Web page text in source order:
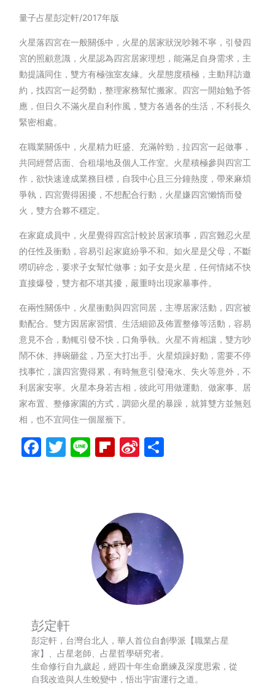
量子占星彭定軒/2017年版
火星落四宮在一般關係中，火星的居家狀況吵雜不寧，引發四
宮的照顧意識，火星認為四宮居家理想，能滿足自身需求，主
動提議同住，雙方有極強室友緣。火星態度積極，主動拜訪邀
約，找四宮一起勞動，整理家務幫忙搬家。四宮一開始勉予答
應，但日久不滿火星自利作風，雙方各過各的生活，不利長久
緊密相處。
在職業關係中，火星精力旺盛、充滿幹勁，拉四宮一起做事，
共同經營店面、合租場地及個人工作室。火星積極參與四宮工
作，欲快速達成業務目標，自我中心且三分鐘熱度，帶來麻煩
爭執，四宮覺得困擾，不想配合行動，火星嫌四宮懶惰而發
火，雙方合夥不穩定。
在家庭成員中，火星覺得四宮計較於居家瑣事，四宮難忍火星
的任性及衝動，容易引起家庭紛爭不和。如火星是父母，不斷
嘮叨碎念，要求子女幫忙做事；如子女是火星，任何情緒不快
直接爆發，雙方都不堪其擾，嚴重時出現家暴事件。
在兩性關係中，火星衝動與四宮同居，主導居家活動，四宮被
動配合。雙方因居家習慣、生活細節及佈置整修等活動，容易
意見不合，動輒引發不快，口角爭執。火星不肯相讓，雙方吵
鬧不休、摔碗砸盆，乃至大打出手。火星煩躁好動，需要不停
找事忙，讓四宮覺得累，有時無意引發淹水、失火等意外，不
利居家安寧。火星本身若吉相，彼此可用做運動、做家事、居
家布置、整修家園的方式，調節火星的暴躁，就算雙方並無剋
相，也不宜同住一個屋簷下。
Facebook
Twitter
LineFlipboard
Sina
彭定軒
彭定軒，台灣台北人，華人首位自創學派【職業占星
家】、占星老師、占星哲學研究者。
生命修行自九歲起，經四十年生命磨練及深度思索，從
自我改造與人生蛻變中，悟出宇宙運行之道。